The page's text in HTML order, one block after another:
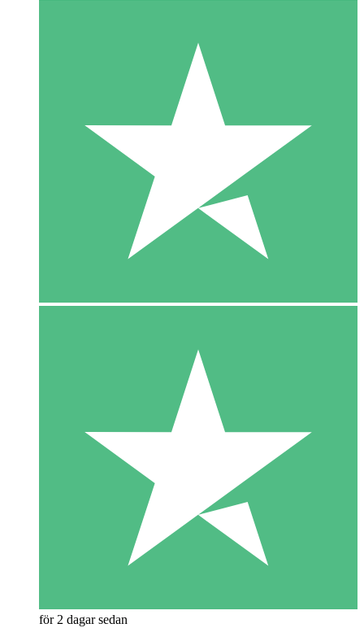
för 2 dagar sedan